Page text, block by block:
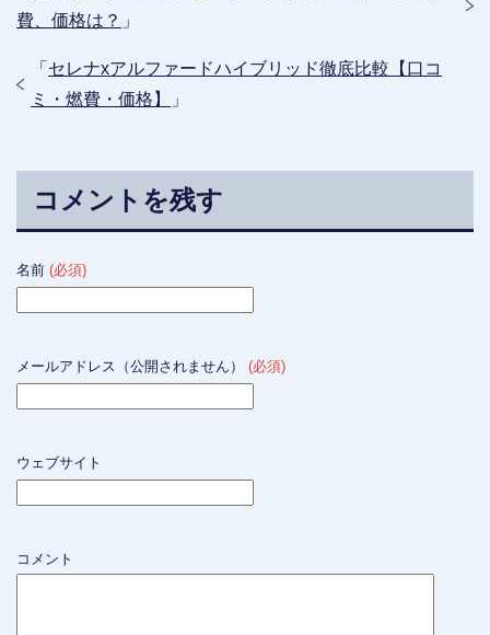
費、価格は？ 」
「 セレナxアルファードハイブリッド徹底比較【口コ
ミ・燃費・価格】
」
コメントを残す
名前 (必須)
メールアドレス（公開されません） (必須)
ウェブサイト
コメント